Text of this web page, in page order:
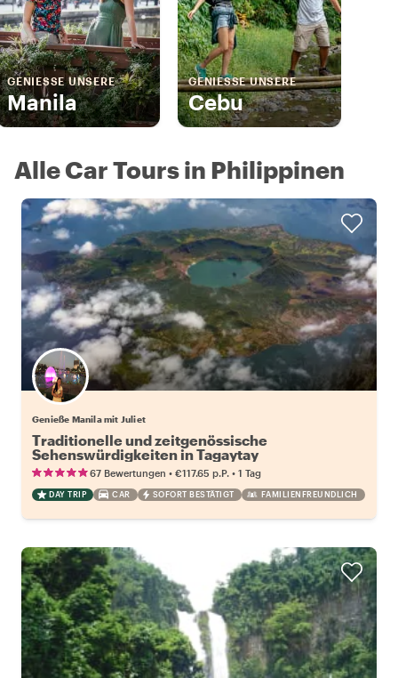
GENIESSE UNSERE
Manila
GENIESSE UNSERE
Cebu
Alle Car Tours in Philippinen
Genieße Manila mit Juliet
Traditionelle und zeitgenössische
Sehenswürdigkeiten in Tagaytay
67 Bewertungen • €117.65 p.P. • 1 Tag
DAY TRIP CAR SOFORT BESTÄTIGT FAMILIENFREUNDLICH